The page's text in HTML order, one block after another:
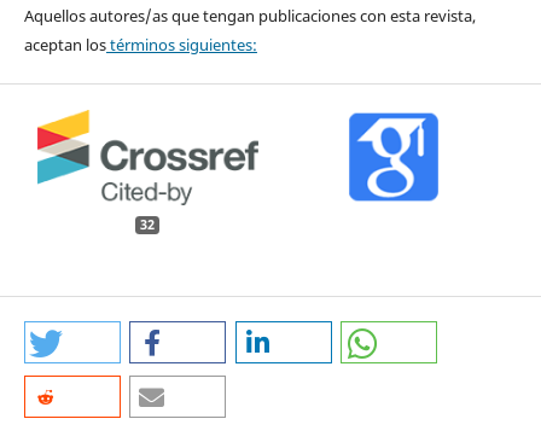
Aquellos autores/as que tengan publicaciones con esta revista,
aceptan lostérminos siguientes:
32